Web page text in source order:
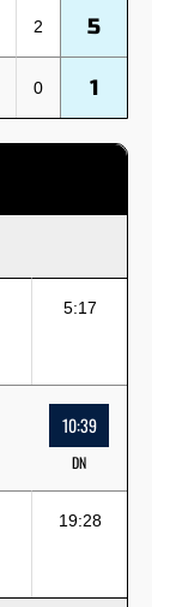
2 5
0 1
5:17
10:39
DN
19:28